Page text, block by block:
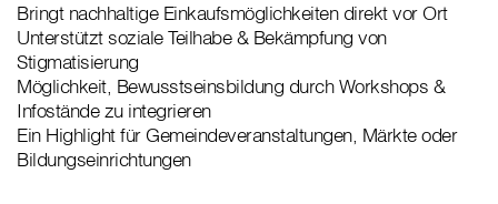
Bringt nachhaltige Einkaufsmöglichkeiten direkt vor Ort
Unterstützt soziale Teilhabe & Bekämpfung von
Stigmatisierung
Möglichkeit, Bewusstseinsbildung durch Workshops &
Infostände zu integrieren
Ein Highlight für Gemeindeveranstaltungen, Märkte oder
Bildungseinrichtungen